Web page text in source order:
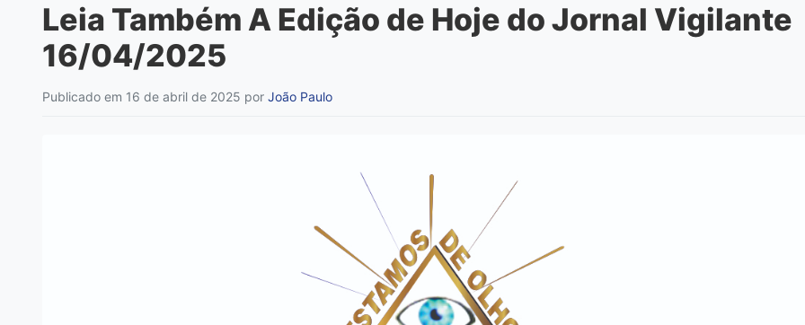
Leia Também A Edição de Hoje do Jornal Vigilante
16/04/2025
Publicado em 16 de abril de 2025 por João Paulo